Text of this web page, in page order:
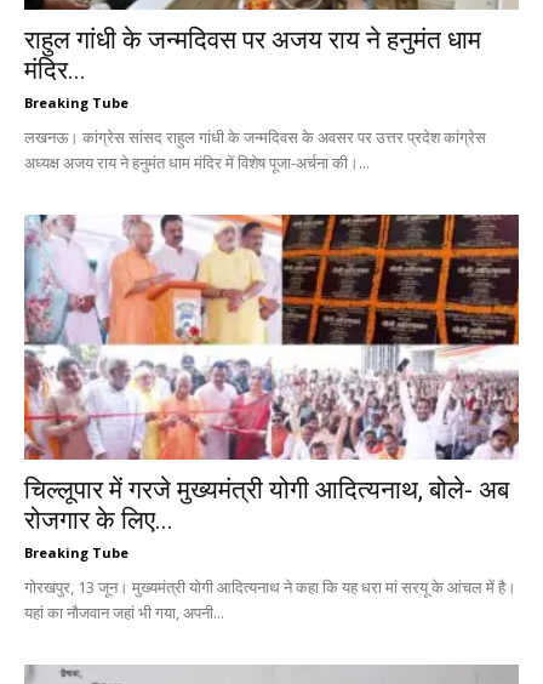
राहुल गांधी के जन्मदिवस पर अजय राय ने हनुमंत धाम
मंदिर...
Breaking Tube
लखनऊ। कांग्रेस सांसद राहुल गांधी के जन्मदिवस के अवसर पर उत्तर प्रदेश कांग्रेस
अध्यक्ष अजय राय ने हनुमंत धाम मंदिर में विशेष पूजा-अर्चना की।...
चिल्लूपार में गरजे मुख्यमंत्री योगी आदित्यनाथ, बोले- अब
रोजगार के लिए...
Breaking Tube
गोरखपुर, 13 जून। मुख्यमंत्री योगी आदित्यनाथ ने कहा कि यह धरा मां सरयू के आंचल में है।
यहां का नौजवान जहां भी गया, अपनी...